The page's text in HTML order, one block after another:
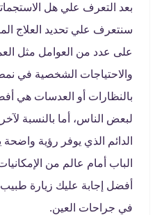
بعد التعرف علي هل
سنتعرف علي تحديد العلاج
على عدد من العوامل مثل
والاحتياجات الشخصية في
بالنظارات أو العدسات هي
لبعض الناس، أما بالنسبة
الدائم الذي يوفر رؤية
الباب أمام عالم من
أفضل إجابة عليك زيارة
في جراحات العين.